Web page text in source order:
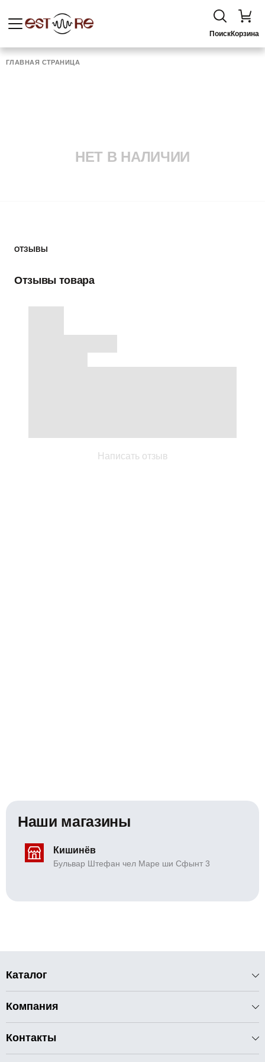
ПоискКорзина
ГЛАВНАЯ СТРАНИЦА
НЕТ В НАЛИЧИИ
ОТЗЫВЫ
Отзывы товара
Написать отзыв
Наши магазины
Кишинёв
Бульвар Штефан чел Маре ши Сфынт 3
Каталог
Компания
Контакты